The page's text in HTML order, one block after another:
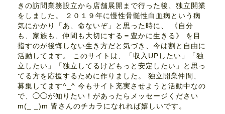
きの訪問業務設立から店舗展開まで行った後、独立開業
をしました。 ２０１９年に慢性骨髄性白血病という病
気にかかり「あ、命ないぞ」と思った時に、 《自分
も、家族も、仲間も大切にする＝豊かに生きる》 を目
指すのが後悔しない生き方だと気づき、今は割と自由に
活動してます。 このサイトは、「収入UPしたい」「独
立したい」「独立してるけどもっと安定したい」と思っ
てる方を応援するために作りました。 独立開業仲間、
募集してます^_^ 今もサイト充実させようと活動中なの
で、◯◯が知りたい！があったらメッセージください
m(_ _)m 皆さんのチカラになれれば嬉しいです。